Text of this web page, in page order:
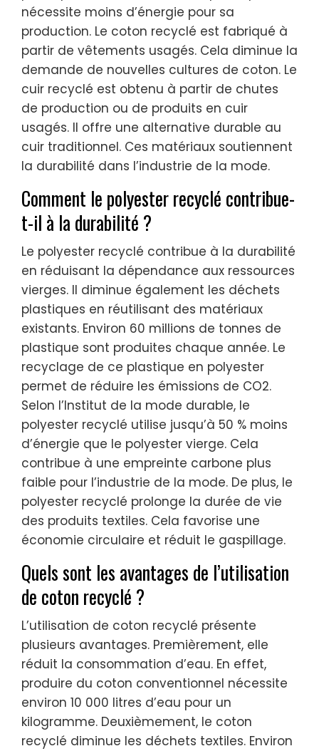
nécessite moins d’énergie pour sa
production. Le coton recyclé est fabriqué à
partir de vêtements usagés. Cela diminue la
demande de nouvelles cultures de coton. Le
cuir recyclé est obtenu à partir de chutes
de production ou de produits en cuir
usagés. Il offre une alternative durable au
cuir traditionnel. Ces matériaux soutiennent
la durabilité dans l’industrie de la mode.
Comment le polyester recyclé contribue-
t-il à la durabilité ?
Le polyester recyclé contribue à la durabilité
en réduisant la dépendance aux ressources
vierges. Il diminue également les déchets
plastiques en réutilisant des matériaux
existants. Environ 60 millions de tonnes de
plastique sont produites chaque année. Le
recyclage de ce plastique en polyester
permet de réduire les émissions de CO2.
Selon l’Institut de la mode durable, le
polyester recyclé utilise jusqu’à 50 % moins
d’énergie que le polyester vierge. Cela
contribue à une empreinte carbone plus
faible pour l’industrie de la mode. De plus, le
polyester recyclé prolonge la durée de vie
des produits textiles. Cela favorise une
économie circulaire et réduit le gaspillage.
Quels sont les avantages de l’utilisation
de coton recyclé ?
L’utilisation de coton recyclé présente
plusieurs avantages. Premièrement, elle
réduit la consommation d’eau. En effet,
produire du coton conventionnel nécessite
environ 10 000 litres d’eau pour un
kilogramme. Deuxièmement, le coton
recyclé diminue les déchets textiles. Environ